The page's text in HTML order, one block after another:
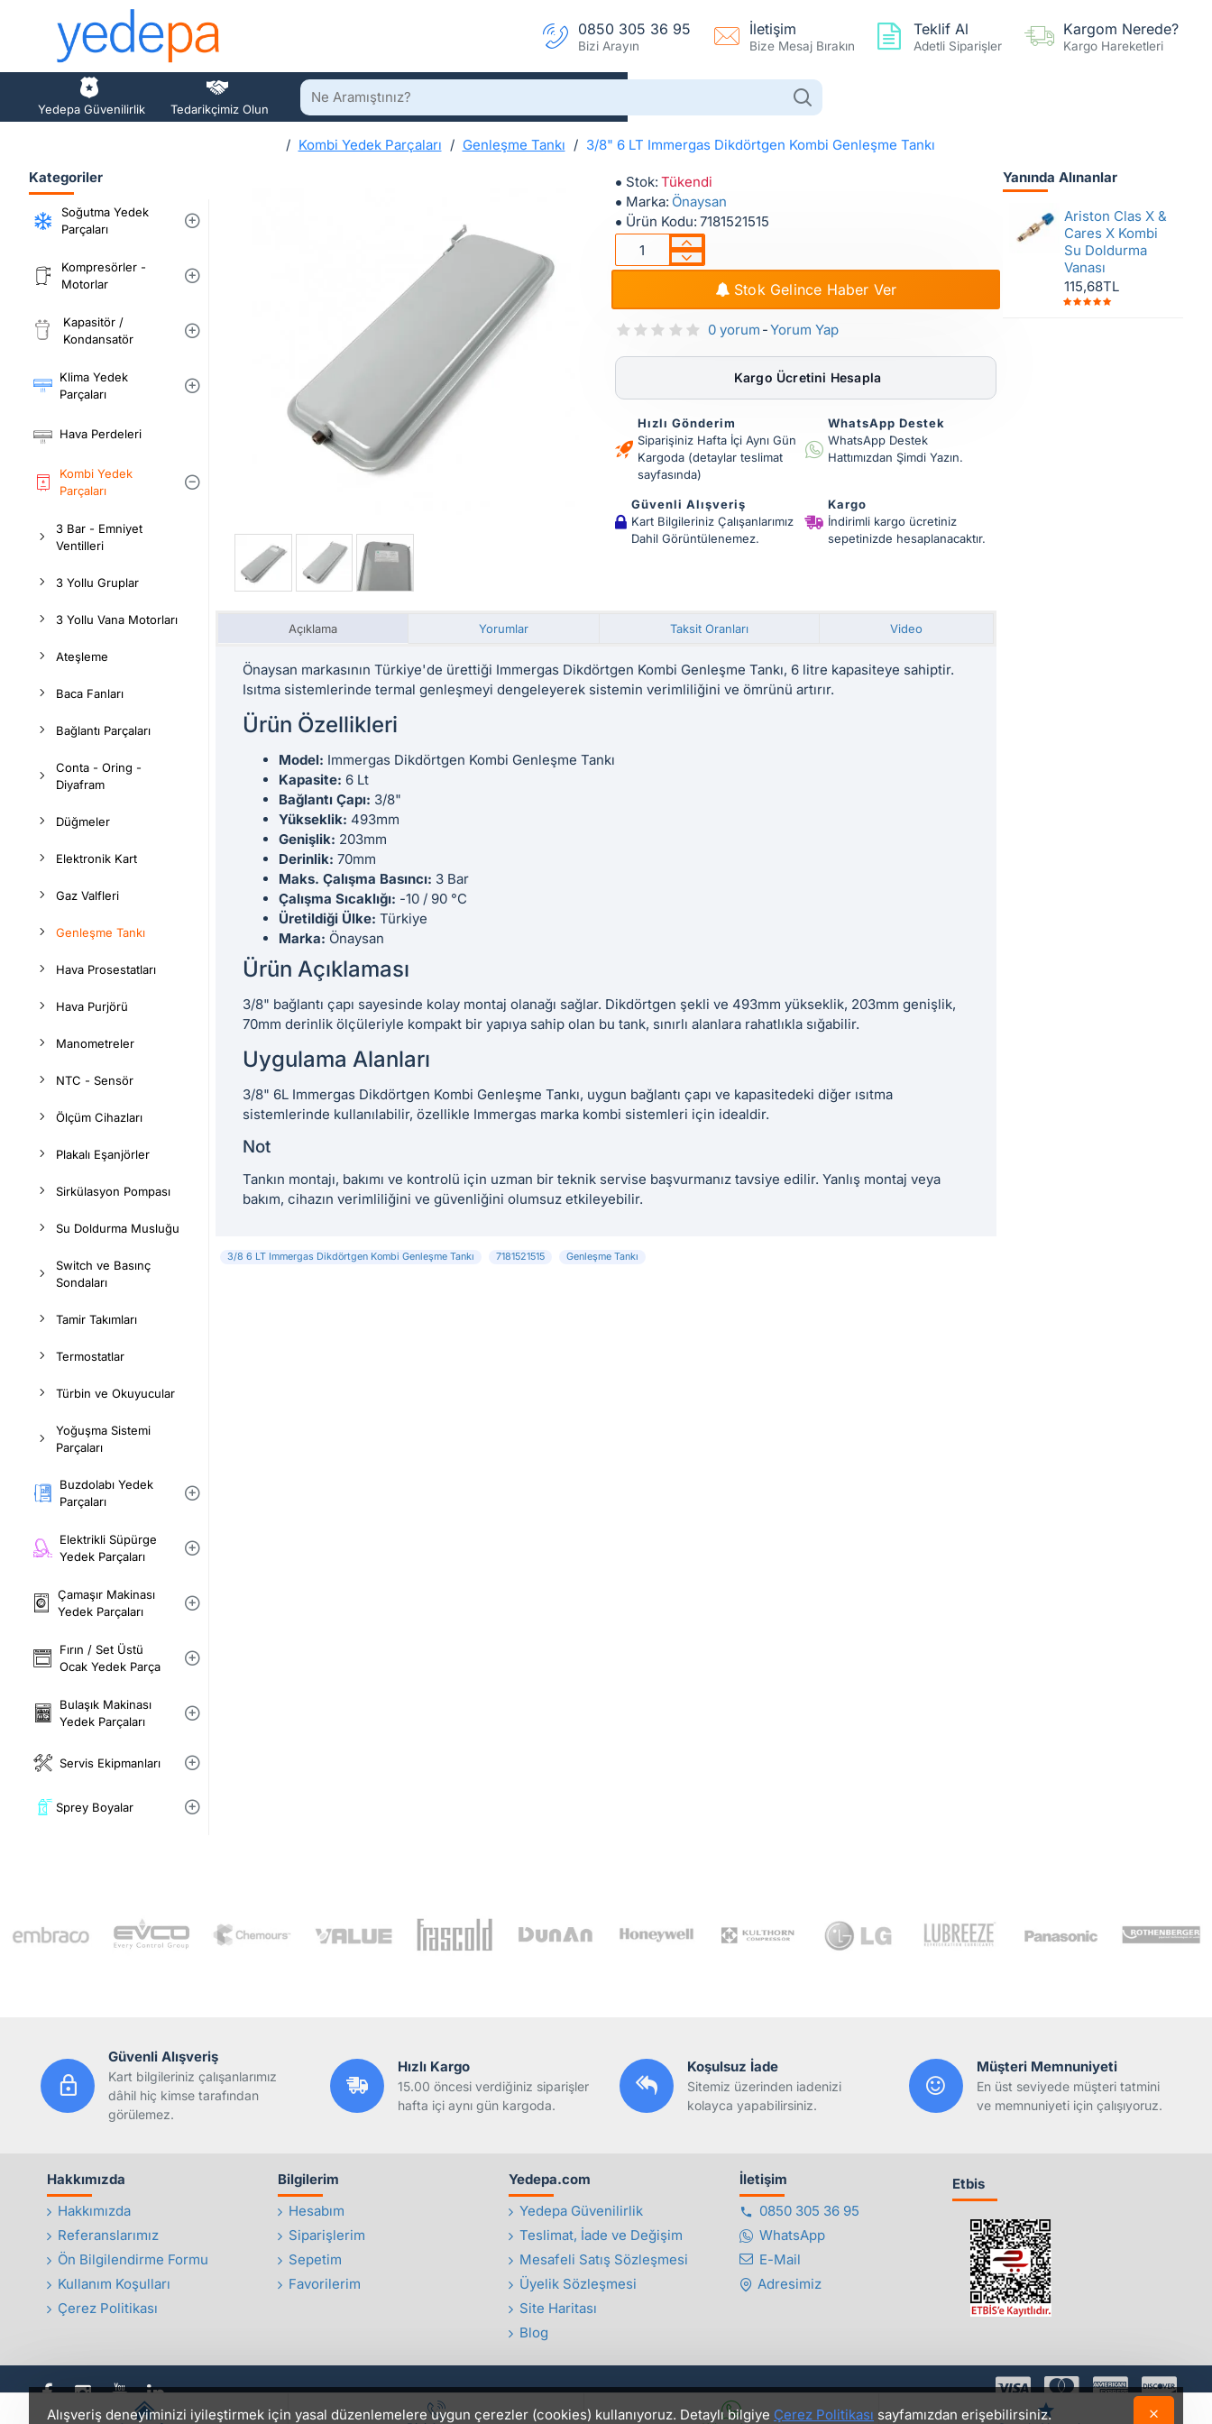
Alışveriş deneyiminizi iyileştirmek için yasal düzenlemelere uygun çerezler (cookies) kullanıyoruz. Detaylı bilgiye Çerez Politikası sayfamızdan erişebilirsiniz.
0850 305 36 95
Bizi Arayın
İletişim
Bize Mesaj Bırakın
Teklif Al
Adetli Siparişler
Kargom Nerede?
Kargo Hareketleri
Yedepa Güvenilirlik Tedarikçimiz Olun
Ne
Aramıştınız?
Kombi Yedek Parçaları Genleşme Tankı
3/8" 6 LT Immergas Dikdörtgen Kombi Genleşme Tankı
Kategoriler
Soğutma Yedek
Parçaları
Kompresörler -
Motorlar
Kapasitör /
Kondansatör
Klima Yedek
Parçaları
Hava Perdeleri
Kombi Yedek
Parçaları
3 Bar - Emniyet
Ventilleri
3 Yollu Gruplar
3 Yollu Vana Motorları
Ateşleme
Baca Fanları
Bağlantı Parçaları
Conta - Oring -
Diyafram
Düğmeler
Elektronik Kart
Gaz Valfleri
Genleşme Tankı
Hava Prosestatları
Hava Purjörü
Manometreler
NTC - Sensör
Ölçüm Cihazları
Plakalı Eşanjörler
Sirkülasyon Pompası
Su Doldurma Musluğu
Switch ve Basınç
Sondaları
Tamir Takımları
Termostatlar
Türbin ve Okuyucular
Yoğuşma Sistemi
Parçaları
Buzdolabı Yedek
Parçaları
Elektrikli Süpürge
Yedek Parçaları
Çamaşır Makinası
Yedek Parçaları
Fırın / Set Üstü
Ocak Yedek Parça
Bulaşık Makinası
Yedek Parçaları
Servis Ekipmanları
Sprey Boyalar
Stok: Tükendi
Marka: Önaysan
Ürün Kodu: 7181521515
0 yorum -Yorum Yap
Stok Gelince Haber Ver
Kargo Ücretini Hesapla
Hızlı Gönderim
Siparişiniz Hafta İçi Aynı Gün
Kargoda (detaylar teslimat
sayfasında)
WhatsApp Destek
WhatsApp Destek
Hattımızdan Şimdi Yazın.
Güvenli Alışveriş
Kart Bilgileriniz Çalışanlarımız
Dahil Görüntülenemez.
Kargo
İndirimli kargo ücretiniz
sepetinizde hesaplanacaktır.
Açıklama Yorumlar Taksit Oranları Video
Önaysan markasının Türkiye'de ürettiği Immergas Dikdörtgen Kombi Genleşme Tankı, 6 litre kapasiteye sahiptir.
Isıtma sistemlerinde termal genleşmeyi dengeleyerek sistemin verimliliğini ve ömrünü artırır.
Ürün Özellikleri
Model: Immergas Dikdörtgen Kombi Genleşme Tankı
Kapasite: 6 Lt
Bağlantı Çapı: 3/8"
Yükseklik: 493mm
Genişlik: 203mm
Derinlik: 70mm
Maks. Çalışma Basıncı: 3 Bar
Çalışma Sıcaklığı: -10 / 90 °C
Üretildiği Ülke: Türkiye
Marka: Önaysan
Ürün Açıklaması
3/8" bağlantı çapı sayesinde kolay montaj olanağı sağlar. Dikdörtgen şekli ve 493mm yükseklik, 203mm genişlik,
70mm derinlik ölçüleriyle kompakt bir yapıya sahip olan bu tank, sınırlı alanlara rahatlıkla sığabilir.
Uygulama Alanları
3/8" 6L Immergas Dikdörtgen Kombi Genleşme Tankı, uygun bağlantı çapı ve kapasitedeki diğer ısıtma
sistemlerinde kullanılabilir, özellikle Immergas marka kombi sistemleri için idealdir.
Not
Tankın montajı, bakımı ve kontrolü için uzman bir teknik servise başvurmanız tavsiye edilir. Yanlış montaj veya
bakım, cihazın verimliliğini ve güvenliğini olumsuz etkileyebilir.
3/8 6 LT Immergas Dikdörtgen Kombi Genleşme Tankı 7181521515 Genleşme Tankı
Yanında Alınanlar
Ariston Clas X &
Cares X Kombi
Su Doldurma
Vanası
115,68TL
Güvenli Alışveriş
Kart bilgileriniz çalışanlarımız
dâhil hiç kimse tarafından
görülemez.
Hızlı Kargo
15.00 öncesi verdiğiniz siparişler
hafta içi aynı gün kargoda.
Koşulsuz İade
Sitemiz üzerinden iadenizi
kolayca yapabilirsiniz.
Müşteri Memnuniyeti
En üst seviyede müşteri tatmini
ve memnuniyeti için çalışıyoruz.
Hakkımızda
Hakkımızda
Referanslarımız
Ön Bilgilendirme Formu
Kullanım Koşulları
Çerez Politikası
Bilgilerim
Hesabım
Siparişlerim
Sepetim
Favorilerim
Yedepa.com
Yedepa Güvenilirlik
Teslimat, İade ve Değişim
Mesafeli Satış Sözleşmesi
Üyelik Sözleşmesi
Site Haritası
Blog
İletişim
0850 305 36 95
WhatsApp
E-Mail
Adresimiz
Etbis